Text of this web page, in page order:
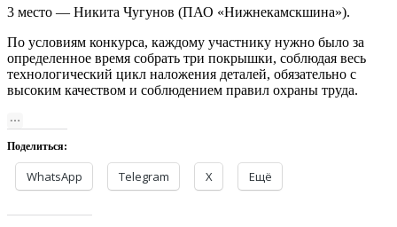
3 место — Никита Чугунов (ПАО «Нижнекамскшина»).
По условиям конкурса, каждому участнику нужно было за
определенное время собрать три покрышки, соблюдая весь
технологический цикл наложения деталей, обязательно с
высоким качеством и соблюдением правил охраны труда.
Поделиться:
WhatsApp Telegram X Ещё